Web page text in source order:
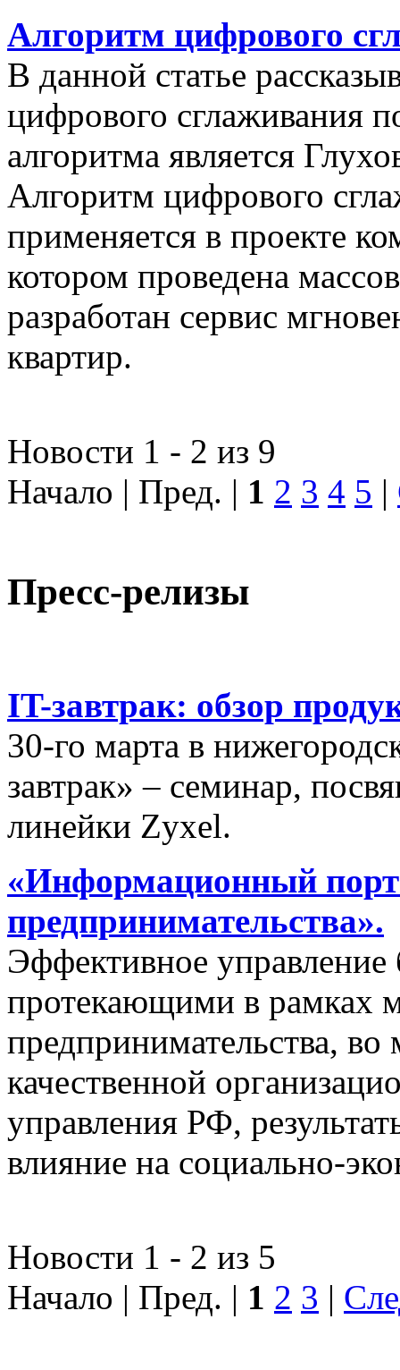
Алгоритм цифрового
В данной статье
цифрового сглаживания
алгоритма является
Алгоритм цифрового
применяется в проекте
котором проведена
разработан сервис
квартир.
Новости 1 - 2 из 9
Начало | Пред. | 1 2 3 4 5 |
Пресс-релизы
IT-завтрак: обзор
30-го марта в
завтрак» – семинар,
линейки Zyxel.
«Информационный
предпринимательства».
Эффективное управление
протекающими в рамках
предпринимательства,
качественной
управления РФ,
влияние на социально-
Новости 1 - 2 из 5
Начало | Пред. | 1 2 3 |